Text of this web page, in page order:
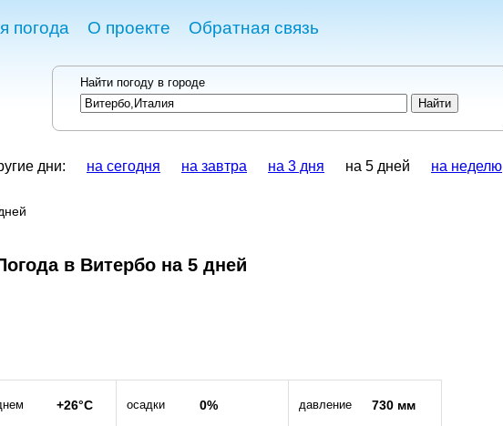
погода О проекте Обратная связь
Найти погоду в городе
дни: на сегодня на завтра на 3 дня на 5 дней на неделю
в Витербо на 5 дней
+26°C осадки 0% давление 730 мм